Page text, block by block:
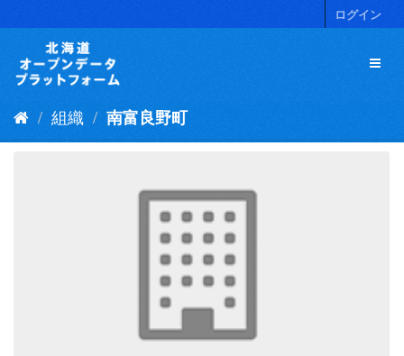
キ
ログイン
組織 南富良野町